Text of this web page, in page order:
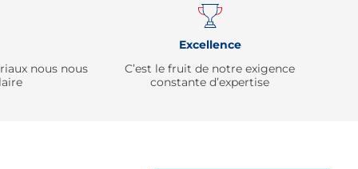
nous nous
Excellence
C’est le fruit de notre exigence
constante d’expertise